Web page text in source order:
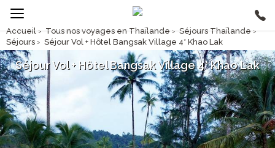
Accueil › Tous nos voyages en Thaïlande › Séjours Thaïlande ›
Séjours › Séjour Vol + Hôtel Bangsak Village 4* Khao Lak
Séjour Vol + Hôtel Bangsak Village 4* Khao Lak